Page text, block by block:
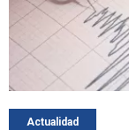
Actualidad